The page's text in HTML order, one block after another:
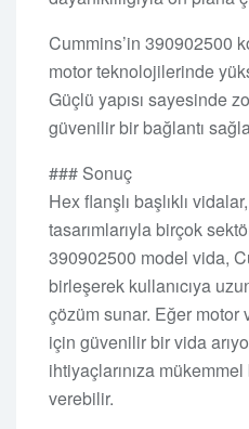
Cummins’in 390902500
motor teknolojilerinde
Güçlü yapısı sayesinde
güvenilir bir bağlantı
### Sonuç
Hex flanşlı başlıklı
tasarımlarıyla birçok
390902500 model vida,
birleşerek kullanıcıya
çözüm sunar. Eğer
için güvenilir bir vida
ihtiyaçlarınıza
verebilir.